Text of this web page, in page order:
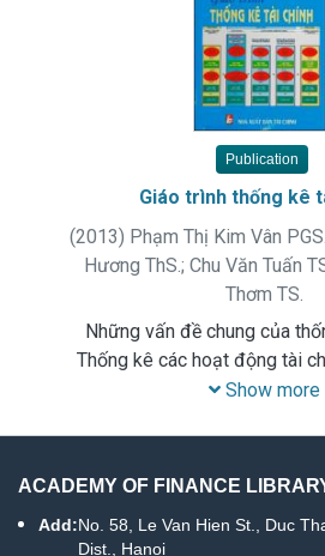
Publication
Giáo trình thống kê
(2013) Phạm Thị Kim Vân
Hương ThS.; Chu Văn Tuấn
Thơm TS.
Những vấn đề chung của
Thống kê các hoạt động tài
nghiệp, bảo hiểm, ngân hàng,
Show more
ACADEMY OF FINANCE
Add:No. 58, Le Van Hien St., Duc
Dist., Hanoi